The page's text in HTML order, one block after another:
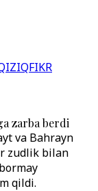
FIKR
zarba berdi
va Bahrayn
zudlik bilan
qildi.